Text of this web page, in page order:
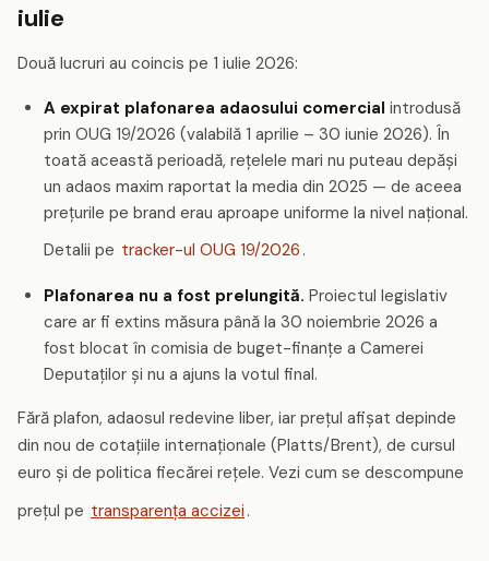
iulie
Două lucruri au coincis pe 1 iulie 2026:
A expirat plafonarea adaosului comercial introdusă
prin OUG 19/2026 (valabilă 1 aprilie – 30 iunie 2026). În
toată această perioadă, rețelele mari nu puteau depăși
un adaos maxim raportat la media din 2025 — de aceea
prețurile pe brand erau aproape uniforme la nivel național.
Detalii pe tracker-ul OUG 19/2026 .
Plafonarea nu a fost prelungită. Proiectul legislativ
care ar fi extins măsura până la 30 noiembrie 2026 a
fost blocat în comisia de buget-finanțe a Camerei
Deputaților și nu a ajuns la votul final.
Fără plafon, adaosul redevine liber, iar prețul afișat depinde
din nou de cotațiile internaționale (Platts/Brent), de cursul
euro și de politica fiecărei rețele. Vezi cum se descompune
prețul pe transparența accizei .